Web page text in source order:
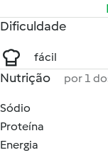
Dificuldade
fácil
Nutrição por 1
Sódio
Proteína
Energia